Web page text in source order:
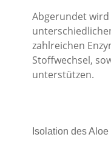
Abgerundet wird
zahlreichen
Stoffwechsel,
unterstützen.
Isolation des